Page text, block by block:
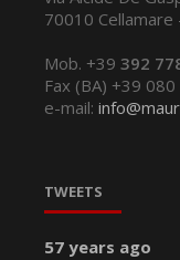
70010 Cellamare
Mob. +39 392
Fax (BA) +39
e-mail:
TWEETS
57 years ago